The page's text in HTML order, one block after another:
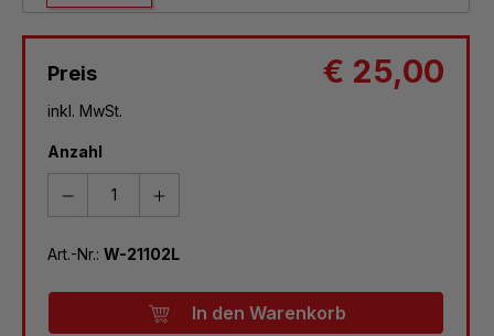
Preis € 25,00
inkl. MwSt.
Anzahl
Art.-Nr.: W-21102L
In den Warenkorb